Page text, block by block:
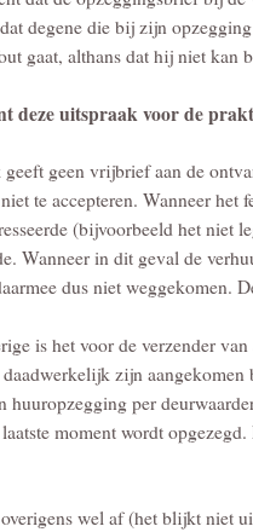
degene die bij zijn
gaat, althans dat hij niet kan
deze uitspraak voor de
geen vrijbrief aan de
te accepteren. Wanneer het
(bijvoorbeeld het niet
Wanneer in dit geval de
dus niet weggekomen.
is het voor de verzender
zijn
huuropzegging per
moment wordt
wel af (het blijkt niet